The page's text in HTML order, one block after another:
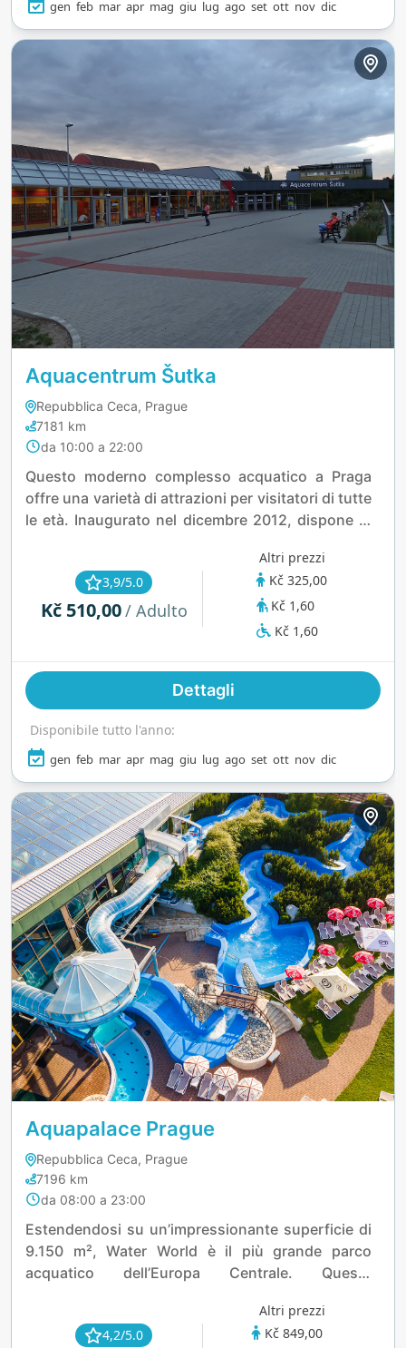
che fa tornare i visitatori ancora e ancora.
gen feb mar apr mag giu lug ago set ott nov dic
Aquacentrum Šutka
Repubblica Ceca, Prague
7181 km
da 10:00 a 22:00
Questo moderno complesso acquatico a Praga
offre una varietà di attrazioni per visitatori di tutte
le età. Inaugurato nel dicembre 2012, dispone di
idromassaggio, un fiume selvaggio, due scivoli
d’acqua, una piscina per il relax e una piscina con
giochi d’acqua per bambini. La struttura include
anche una piscina didattica dedicata ai più
vapore per gli appassionati del benessere.
L’accessibilità è una priorità, con l’intero centro
un’esperienza accogliente per tutti. Che tu cerchi
divertimento, relax o benessere, questo
complesso acquatico offre un ambiente ideale per
rilassarsi e godersi le attività acquatiche.
3,9/5.0
Kč 510,00/ Adulto
Altri prezzi
Kč 325,00
Kč 1,60
Kč 1,60
Dettagli
Disponibile tutto l'anno:
gen feb mar apr mag giu lug ago set ott nov dic
Aquapalace Prague
Repubblica Ceca, Prague
7196 km
da 08:00 a 23:00
Estendendosi su un’impressionante superficie di
9.150 m², Water World è il più grande parco
acquatico dell’Europa Centrale. Questa
palazzi distinti, ciascuno progettato per offrire
un’esperienza unica, garantendo divertimento ed
4,2/5.0
Altri prezzi
Kč 849,00